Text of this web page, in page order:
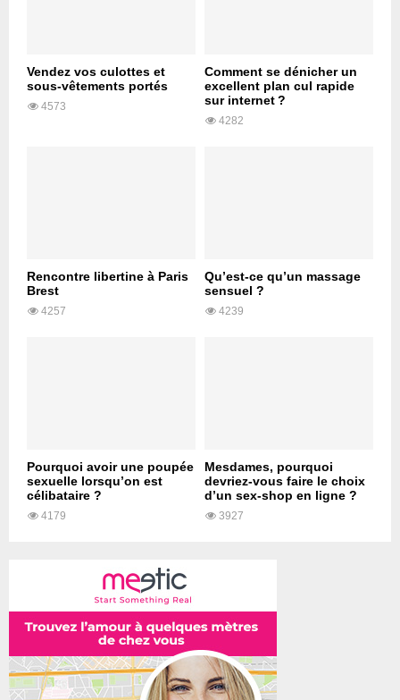
Vendez vos culottes et
sous-vêtements portés
4573
Comment se dénicher un
excellent plan cul rapide
sur internet ?
4282
Rencontre libertine à Paris
Brest
4257
Qu’est-ce qu’un massage
sensuel ?
4239
Pourquoi avoir une poupée
sexuelle lorsqu’on est
célibataire ?
4179
Mesdames, pourquoi
devriez-vous faire le choix
d’un sex-shop en ligne ?
3927